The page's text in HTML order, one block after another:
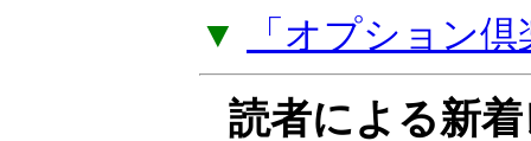
は、高確率で大問
関わらず市場から
です。また、月